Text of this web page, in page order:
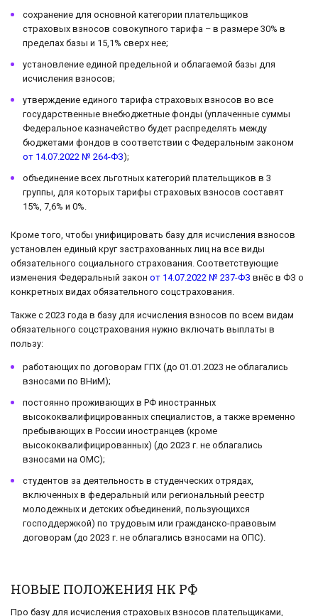
сохранение для основной категории плательщиков
страховых взносов совокупного тарифа – в размере 30% в
пределах базы и 15,1% сверх нее;
установление единой предельной и облагаемой базы для
исчисления взносов;
утверждение единого тарифа страховых взносов во все
государственные внебюджетные фонды (уплаченные суммы
Федеральное казначейство будет распределять между
бюджетами фондов в соответствии с Федеральным законом
от 14.07.2022 № 264-ФЗ);
объединение всех льготных категорий плательщиков в 3
группы, для которых тарифы страховых взносов составят
15%, 7,6% и 0%.
Кроме того, чтобы унифицировать базу для исчисления взносов
установлен единый круг застрахованных лиц на все виды
обязательного социального страхования. Соответствующие
изменения Федеральный закон от 14.07.2022 № 237-ФЗ внёс в ФЗ о
конкретных видах обязательного соцстрахования.
Также с 2023 года в базу для исчисления взносов по всем видам
обязательного соцстрахования нужно включать выплаты в
пользу:
работающих по договорам ГПХ (до 01.01.2023 не облагались
взносами по ВНиМ);
постоянно проживающих в РФ иностранных
высококвалифицированных специалистов, а также временно
пребывающих в России иностранцев (кроме
высококвалифицированных) (до 2023 г. не облагались
взносами на ОМС);
студентов за деятельность в студенческих отрядах,
включенных в федеральный или региональный реестр
молодежных и детских объединений, пользующихся
господдержкой) по трудовым или гражданско-правовым
договорам (до 2023 г. не облагались взносами на ОПС).
НОВЫЕ ПОЛОЖЕНИЯ НК РФ
Про базу для исчисления страховых взносов плательщиками,